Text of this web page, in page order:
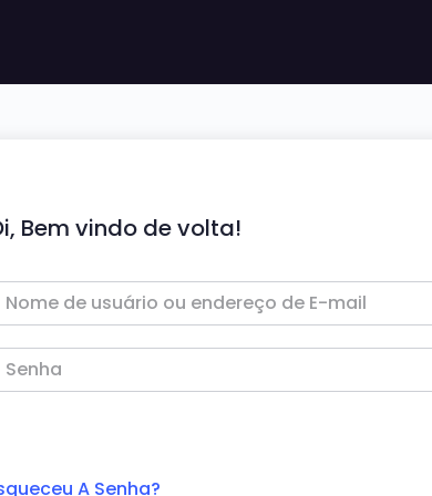
Bem vindo de volta!
A Senha?